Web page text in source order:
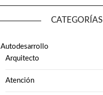
CATEGORÍAS
Autodesarrollo
Arquitecto
Atención